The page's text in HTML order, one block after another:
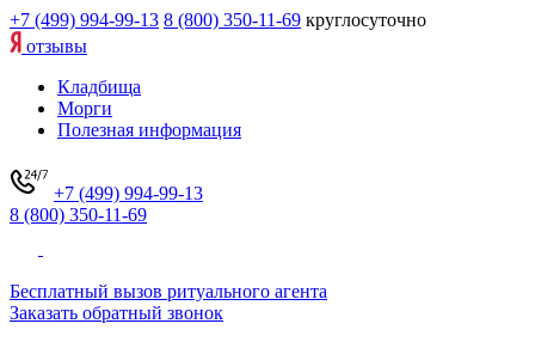
+7 (499) 994-99-13 8 (800) 350-11-69 круглосуточно
отзывы
Кладбища
Морги
Полезная информация
+7 (499) 994-99-13
8 (800) 350-11-69
Бесплатный вызов ритуального агента
Заказать обратный звонок